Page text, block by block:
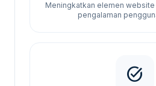
Meningkatkan elemen
pengalaman
task_alt